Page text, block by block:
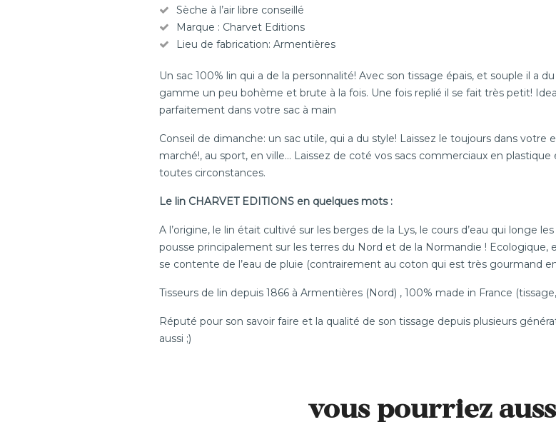
Sèche à l’air libre conseillé
Marque : Charvet Editions
Lieu de fabrication: Armentières
Un sac 100% lin qui a de la personnalité! Avec son tissage épais, et souple il a
gamme un peu bohème et brute à la fois. Une fois replié il se fait très petit!
parfaitement dans votre sac à main
Conseil de dimanche: un sac utile, qui a du style! Laissez le toujours dans
marché!, au sport, en ville… Laissez de coté vos sacs commerciaux en
toutes circonstances.
Le lin CHARVET EDITIONS en quelques mots :
A l’origine, le lin était cultivé sur les berges de la Lys, le cours d’eau qui longe
pousse principalement sur les terres du Nord et de la Normandie ! Ecologique,
se contente de l’eau de pluie (contrairement au coton qui est très gourmand
Tisseurs de lin depuis 1866 à Armentières (Nord) , 100% made in France
Réputé pour son savoir faire et la qualité de son tissage depuis plusieurs
aussi ;)
vous pourriez